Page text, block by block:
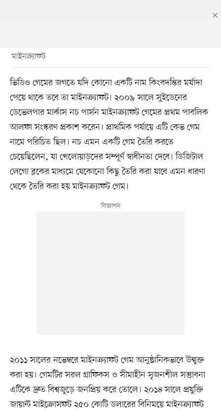
মাইনক্র্যাফট
ভিডিও গেমের জগতে যদি কোনো একটি নাম কিংবদন্তির মর্যাদা
পেয়ে থাকে তবে তা মাইনক্র্যাফট। ২০০৯ সালে সুইডেনের
ডেভেলপার মার্কাস নচ পার্সন মাইনক্র্যাফট গেমের প্রথম পাবলিক
আলফা সংস্করণ প্রকাশ করেন। প্রাথমিক পর্যায়ে এটি কেভ গেম
নামে পরিচিত ছিল। নচ এমন একটি গেম তৈরি করতে
চেয়েছিলেন, যা খেলোয়াড়দের সম্পূর্ণ স্বাধীনতা দেবে। ডিজিটাল
লেগো ব্লকের মাধ্যমে যেকোনো কিছু তৈরি করা যাবে এমন ধারণা
থেকে তৈরি করা হয় মাইনক্র্যাফট গেম।
২০১১ সালের নভেম্বরে মাইনক্র্যাফট গেম আনুষ্ঠানিকভাবে উন্মুক্ত
করা হয়। গেমটির সরল গ্রাফিকস ও সীমাহীন সৃজনশীল সম্ভাবনা
এটিকে দ্রুত বিশ্বজুড়ে জনপ্রিয় করে তোলে। ২০১৪ সালে প্রযুক্তি
জায়ান্ট মাইক্রোসফট ২৫০ কোটি ডলারের বিনিময়ে মাইনক্র্যাফট